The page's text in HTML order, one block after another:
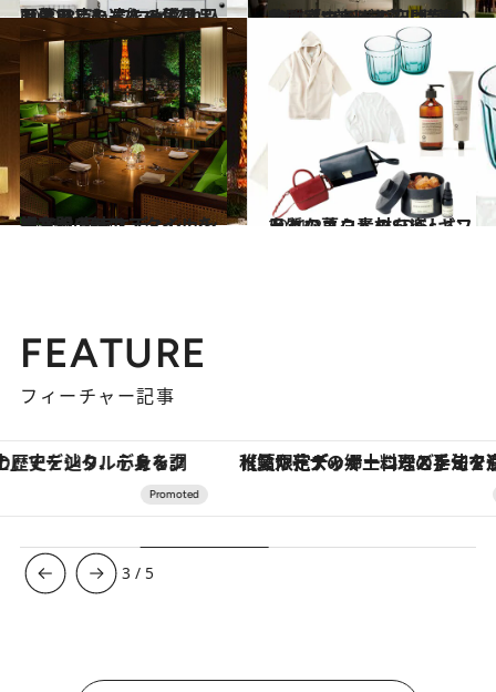
2020.12.3
【暮らしの達人の愛用品画像28点】 プロが惚れ込む日用品たちを一気見！
ライフスタイル 2021.1.31
北欧「エトヘム」は“夢の我が家” 美しき花に満ちた、くつろぎの空間
旅＆お出かけ
2021.2.11
新たなライフスタイルを提案！ 東京エディション虎ノ門の魅力
旅＆お出かけ 2021.2.2
上質なエコ素材を楽しむ 日々の暮らしのSDGsギフト
ライフスタイル
FEATURE
フィーチャー記事
【夏限定ディナーコース】旬を迎える稚鮎や花ズッキーニなどをイタリア・トスカーナの郷土料理の手法で満喫！ ヴァシュロン・コンスタンタ
3 / 5